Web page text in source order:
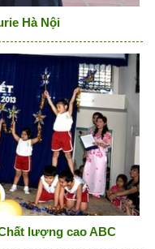
Hà Nội
lượng cao ABC